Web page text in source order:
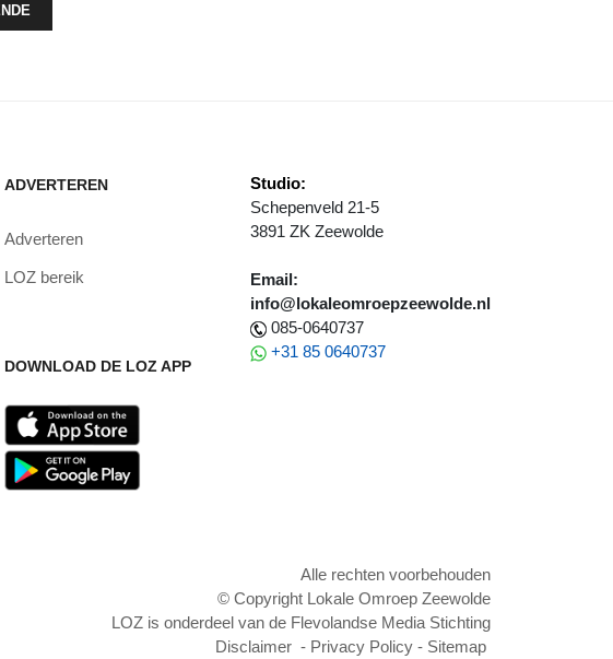
ARTIKEL: HET PAASVERHAAL 2024
ADVERTEREN
Adverteren
LOZ bereik
DOWNLOAD DE LOZ APP
Studio:
Schepenveld 21-5
3891 ZK Zeewolde
Email:
info@lokaleomroepzeewolde.nl
085-0640737
+31 85 0640737
Alle rechten voorbehouden
© Copyright Lokale Omroep Zeewolde
LOZ is onderdeel van de Flevolandse Media Stichting
Disclaimer - Privacy Policy - Sitemap